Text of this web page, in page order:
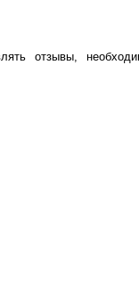
отзывы,